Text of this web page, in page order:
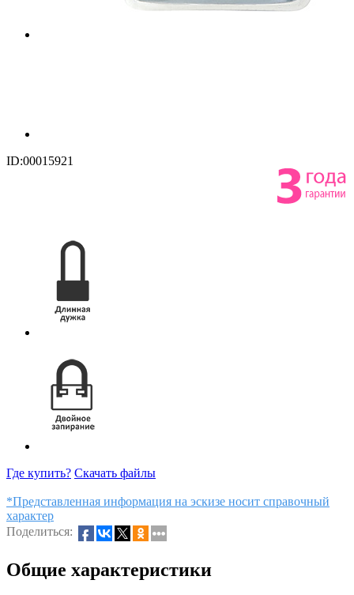
ID:00015921
Где купить? Скачать файлы
*Представленная информация на эскизе носит справочный
характер
Поделиться:
Общие характеристики